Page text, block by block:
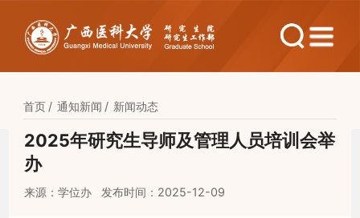
首页 通知新闻 新闻动态
2025年研究生导师及管理人员培训会举
办
来源：学位办 发布时间：2025-12-09